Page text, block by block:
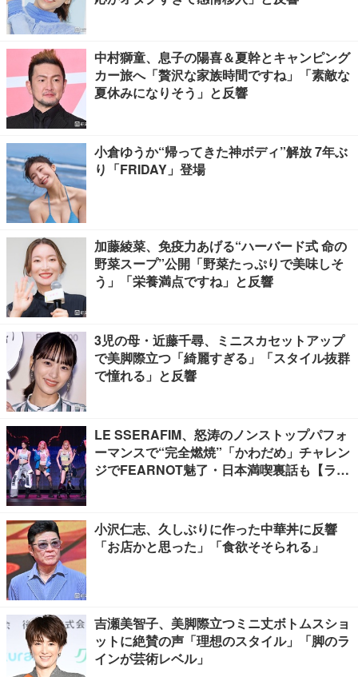
中村獅童、息子の陽喜＆夏幹とキャンピング
カー旅へ「贅沢な家族時間ですね」「素敵な
夏休みになりそう」と反響
小倉ゆうか“帰ってきた神ボディ”解放 7年ぶ
り「FRIDAY」登場
加藤綾菜、免疫力あげる“ハーバード式 命の
野菜スープ”公開「野菜たっぷりで美味しそ
う」「栄養満点ですね」と反響
3児の母・近藤千尋、ミニスカセットアップ
で美脚際立つ「綺麗すぎる」「スタイル抜群
で憧れる」と反響
LE SSERAFIM、怒涛のノンストップパフォ
ーマンスで“完全燃焼”「かわだめ」チャレン
ジでFEARNOT魅了・日本満喫裏話も【ライ
小沢仁志、久しぶりに作った中華丼に反響
「お店かと思った」「食欲そそられる」
吉瀬美智子、美脚際立つミニ丈ボトムスショ
ットに絶賛の声「理想のスタイル」「脚のラ
インが芸術レベル」